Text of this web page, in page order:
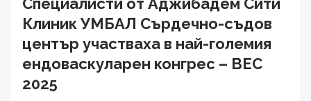
Клиник УМБАЛ Сърдечно-съдов
център участваха в най-големия
ендоваскуларен конгрес – BEC
2025